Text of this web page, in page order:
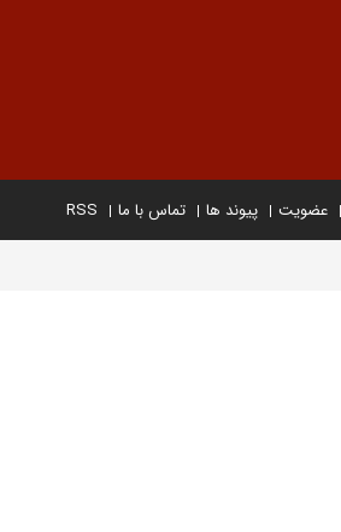
عضویت پیوند ها تماس با ما RSS